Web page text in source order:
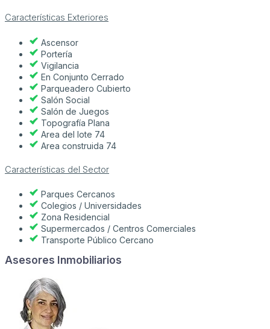
Características Exteriores
Ascensor
Portería
Vigilancia
En Conjunto Cerrado
Parqueadero Cubierto
Salón Social
Salón de Juegos
Topografía Plana
Area del lote 74
Area construida 74
Características del Sector
Parques Cercanos
Colegios / Universidades
Zona Residencial
Supermercados / Centros Comerciales
Transporte Público Cercano
Asesores Inmobiliarios